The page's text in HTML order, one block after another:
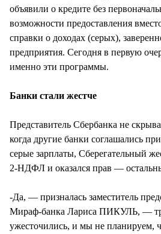
объявили о кредите без
возможности предоставления
справки о доходах (серых),
предприятия. Сегодня в первую
именно эти программы.
Банки стали жестче
Представитель Сбербанка не
когда другие банки соглашались
серые зарплаты, Сберегательный
2-НДФЛ и оказался прав —
-Да, — призналась заместитель
Мираф-банка Лариса ПИКУЛЬ, —
ужесточились, и мы не планируем,